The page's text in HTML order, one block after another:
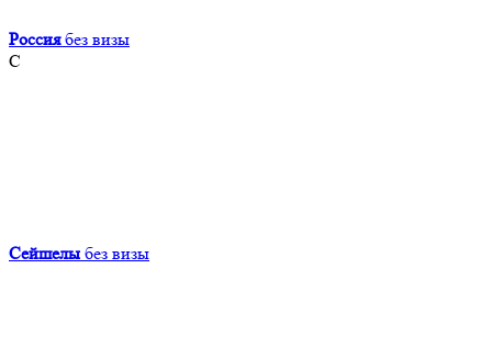
Россия без визы
С
Сейшелы без визы